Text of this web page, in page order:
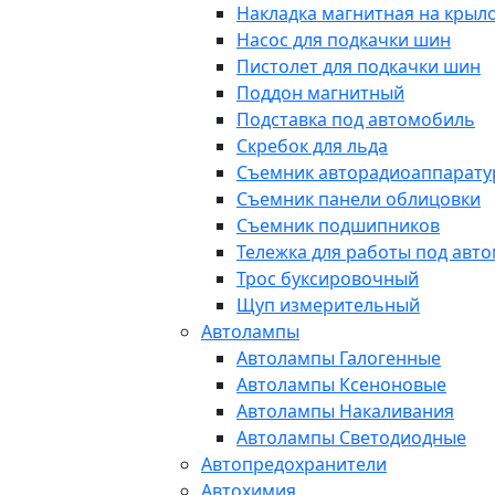
Накладка магнитная на
Насос для подкачки шин
Пистолет для подкачки шин
Поддон магнитный
Подставка под автомобиль
Скребок для льда
Съемник
Съемник панели облицовки
Съемник подшипников
Тележка для работы под
Трос буксировочный
Щуп измерительный
Автолампы
Автолампы Галогенные
Автолампы Ксеноновые
Автолампы Накаливания
Автолампы Светодиодные
Автопредохранители